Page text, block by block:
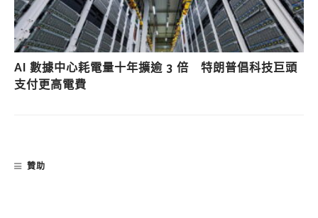
AI 數據中心耗電量十年擴逾 3 倍 特朗普倡科技巨頭
支付更高電費
贊助